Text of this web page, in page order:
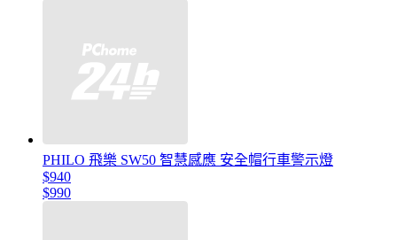
PHILO 飛樂 SW50 智慧感應 安全帽行車警示燈
$940
$990